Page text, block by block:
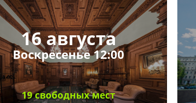
16 августа
Воскресенье 12:00
19 свободных мест